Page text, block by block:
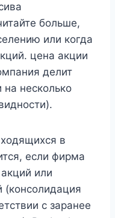
больше,
или когда
цена акции
делит
несколько
в
если фирма
или
(консолидация
с заранее